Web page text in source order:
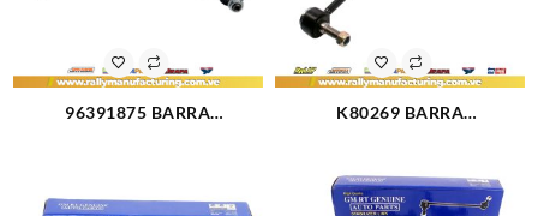
96391875 BARRA
K80269 BARRA
14 (1211)